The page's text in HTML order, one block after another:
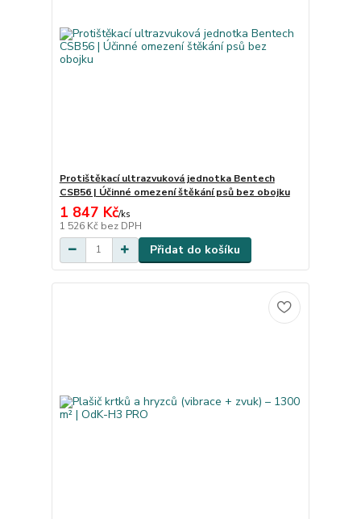
Protištěkací ultrazvuková jednotka Bentech
CSB56 | Účinné omezení štěkání psů bez obojku
1 847 Kč/ks
1 526 Kč bez DPH
Přidat do košíku